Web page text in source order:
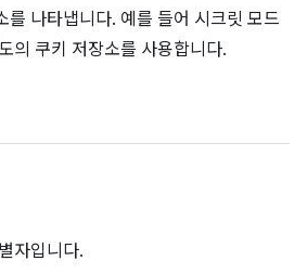
를 나타냅니다. 예를 들어 시크릿 모드
의 쿠키 저장소를 사용합니다.
자입니다.